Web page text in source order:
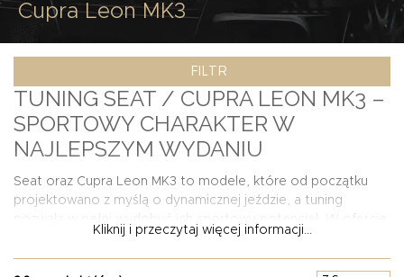
MARKI
REALIZACJE
O NAS
USŁUGI
KONTAKT
Cupra Leon MK3
FILTR
TUNING SEAT / CUPRA LEON MK3 –
SPORTOWY CHARAKTER W
NAJLEPSZYM WYDANIU
Seat oraz Cupra Leon MK3 to modele, które od początku
projektowano z myślą o dynamicznej jeździe, a tuning
znajdują się zarówno
pakiety aerodynamiczne
– obejmujące
splittery, dokładki progów, dyfuzory i spoilery – jak i lekkie
Kliknij i przeczytaj więcej informacji...